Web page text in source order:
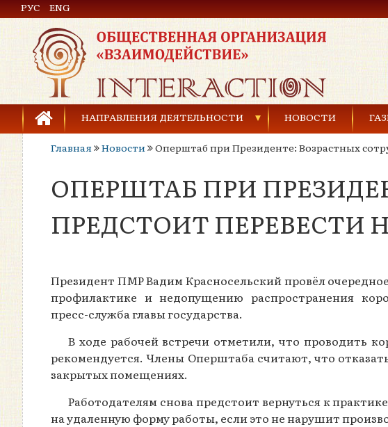
Общественная организация «Взаимодействие»
РУС ENG
НАПРАВЛЕНИЯ ДЕЯТЕЛЬНОСТИ
Предупреждение торговли людьми
Предупреждение насилия в семье
Развитие детей и молодёжи
НОВОСТИ
Главная
Новости Оперштаб при Президенте: Возрастных
ОПЕРШТАБ ПРИ
ПРЕДСТОИТ
Президент ПМР Вадим Красносельский провёл
профилактике и недопущению распространения
пресс-служба главы государства.
В ходе рабочей встречи отметили, что проводить
рекомендуется. Члены Оперштаба считают, что
закрытых помещениях.
Работодателям снова предстоит вернуться к
на удаленную форму работы, если это не нарушит